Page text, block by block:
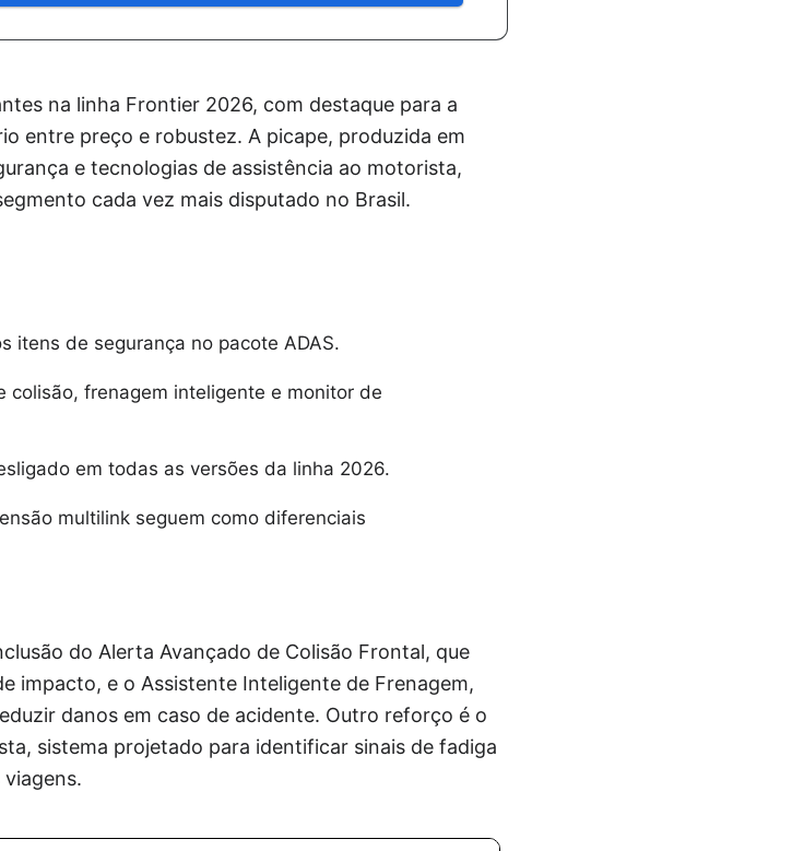
na linha Frontier 2026, com destaque para a
entre preço e robustez. A picape, produzida em
e tecnologias de assistência ao motorista,
cada vez mais disputado no Brasil.
itens de segurança no pacote ADAS.
colisão, frenagem inteligente e monitor de
em todas as versões da linha 2026.
multilink seguem como diferenciais
do Alerta Avançado de Colisão Frontal, que
impacto, e o Assistente Inteligente de Frenagem,
danos em caso de acidente. Outro reforço é o
sistema projetado para identificar sinais de fadiga